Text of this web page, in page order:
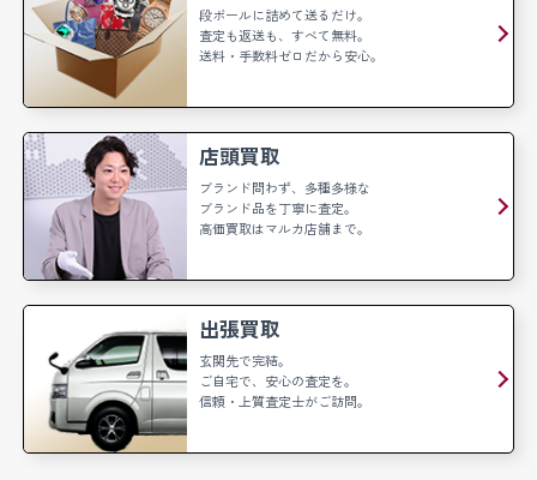
段ボールに詰めて送るだけ。
査定も返送も、すべて無料。
送料・手数料ゼロだから安心。
店頭買取
ブランド問わず、多種多様な
ブランド品を丁寧に査定。
高価買取はマルカ店舗まで。
出張買取
玄関先で完結。
ご自宅で、安心の査定を。
信頼・上質査定士がご訪問。